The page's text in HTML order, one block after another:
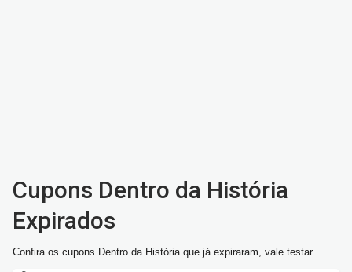
Cupons Dentro da História
Expirados
Confira os cupons Dentro da História que já expiraram, vale testar.